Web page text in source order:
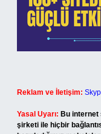
Reklam ve İletişim:
Yasal Uyarı: Bu internet
şirketi ile hiçbir